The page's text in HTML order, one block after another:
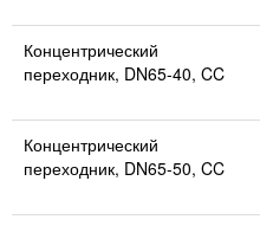
Концентрический
переходник, DN65-40, CC
Концентрический
переходник, DN65-50, CC